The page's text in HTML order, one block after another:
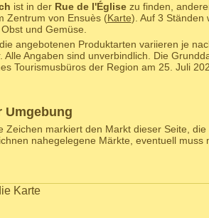
ist in der Rue de l'Églisezu finden,
Zentrum von Ensuès (Karte). Auf 3 Ständen
und Gemüse.
angebotenen Produktarten variieren je
Angaben sind unverbindlich. Die
Tourismusbüros der Region am 25. Juli
Umgebung
Zeichen markiert den Markt dieser Seite, die
nahegelegene Märkte, eventuell muss
Karte